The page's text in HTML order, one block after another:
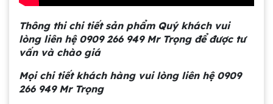
Thông thi chi tiết sản phẩm Quý khách vui
lòng liên hệ 0909 266 949 Mr Trọng để được tư
vấn và chào giá
Mọi chi tiết khách hàng vui lòng liên hệ 0909
266 949 Mr Trọng
Cho Ngành Sơn Phủ
Dự án máy khuấy trộn bồn bể công nghiệp